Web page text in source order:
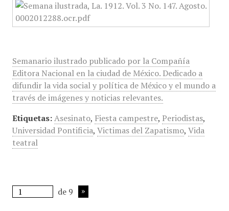
Semanario ilustrado publicado por la Compañía
Editora Nacional en la ciudad de México. Dedicado a
difundir la vida social y política de México y el mundo a
través de imágenes y noticias relevantes.
Etiquetas: Asesinato, Fiesta campestre, Periodistas,
Universidad Pontificia, Victimas del Zapatismo, Vida
teatral
de 9